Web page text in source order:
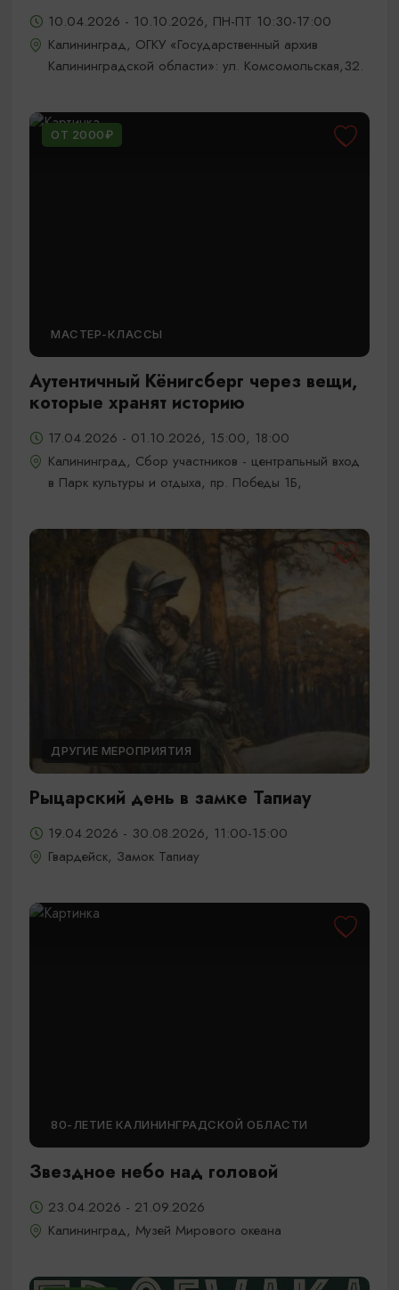
10.04.2026 - 10.10.2026, ПН-ПТ 10:30-17:00
Калининград, ОГКУ «Государственный архив
Калининградской области»: ул. Комсомольская,32.
ОТ 2000₽
МАСТЕР-КЛАССЫ
Аутентичный Кёнигсберг через вещи,
которые хранят историю
17.04.2026 - 01.10.2026, 15:00, 18:00
Калининград, Сбор участников - центральный вход
в Парк культуры и отдыха, пр. Победы 1Б,
ДРУГИЕ МЕРОПРИЯТИЯ
Рыцарский день в замке Тапиау
19.04.2026 - 30.08.2026, 11:00-15:00
Гвардейск, Замок Тапиау
80-ЛЕТИЕ КАЛИНИНГРАДСКОЙ ОБЛАСТИ
Звездное небо над головой
23.04.2026 - 21.09.2026
Калининград, Музей Мирового океана